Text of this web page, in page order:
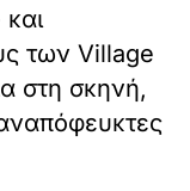
των Village
στη σκηνή,